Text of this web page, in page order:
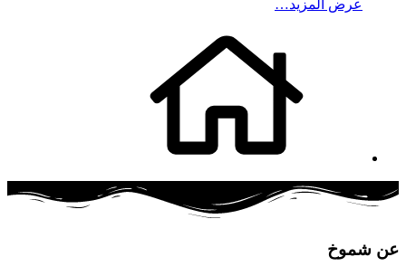
عرض المزيد…
عن شموخ